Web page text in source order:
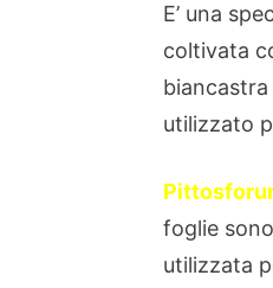
E’ una
coltivata
utilizzato
foglie
utilizzata